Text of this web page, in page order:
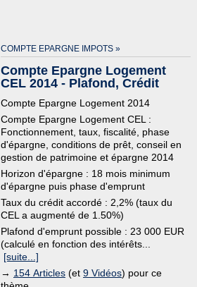
COMPTE EPARGNE IMPOTS »
Compte Epargne Logement
CEL 2014 - Plafond, Crédit
Compte Epargne Logement 2014
Compte Epargne Logement CEL :
Fonctionnement, taux, fiscalité, phase
d'épargne, conditions de prêt, conseil en
gestion de patrimoine et épargne 2014
Horizon d'épargne : 18 mois minimum
d'épargne puis phase d'emprunt
Taux du crédit accordé : 2,2% (taux du
CEL a augmenté de 1.50%)
Plafond d'emprunt possible : 23 000 EUR
(calculé en fonction des intérêts...
[suite...]
→ 154 Articles (et 9 Vidéos) pour ce